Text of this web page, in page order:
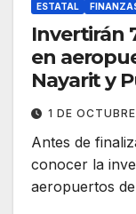
ESTATAL
Invertirán
en
Nayarit y
1 DE
Antes de
conocer la
aeropuertos